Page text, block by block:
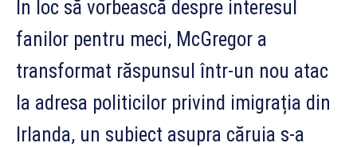
În loc să vorbească despre interesul
fanilor pentru meci, McGregor a
transformat răspunsul într-un nou atac
la adresa politicilor privind imigrația din
Irlanda, un subiect asupra căruia s-a